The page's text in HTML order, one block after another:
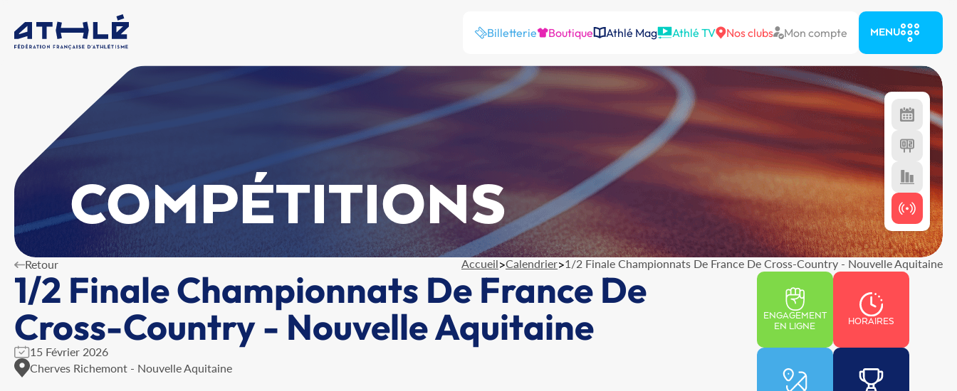
Billetterie Boutique Athlé Mag Athlé TV Nos clubs Mon compte MENU
COMPÉTITIONS
Retour Accueil>Calendrier>1/2 Finale Championnats De France De Cross-Country - Nouvelle Aquitaine
1/2 Finale Championnats De France De
Cross-Country - Nouvelle Aquitaine
15 Février 2026
Cherves Richemont - Nouvelle Aquitaine
ENGAGEMENT
EN LIGNE
HORAIRES